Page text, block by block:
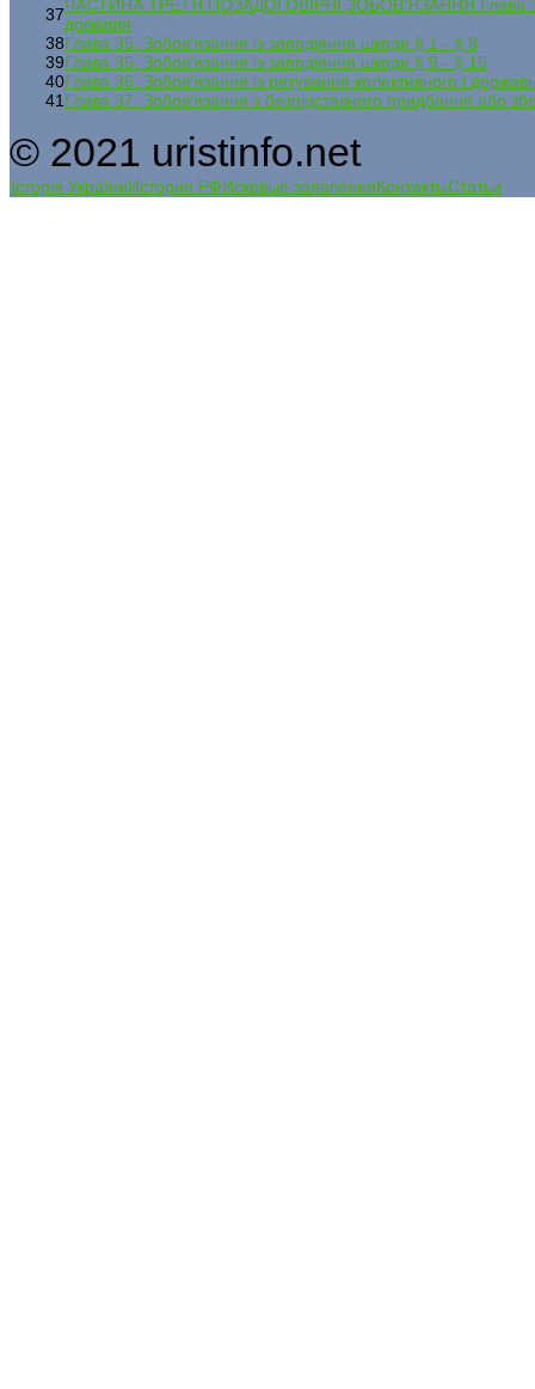
37ЧАСТИНА ТРЕТЯ ПОЗАДОГОВІРНІ ЗОБОВ'ЯЗАННЯ Глава 34.
довкілля
38Глава 35. Зобов'язання із заподіяння шкоди § 1 - § 8
39Глава 35. Зобов'язання із заподіяння шкоди § 9 - § 15
40Глава 36. Зобов'язання із рятування колективного і
41 Глава 37. Зобов'язання з безпідставного придбання або
© 2021 uristinfo.net
Історія УкраїниИстория РФИсковые заявленияКонтактыСтатьи